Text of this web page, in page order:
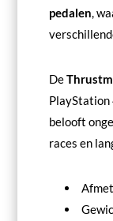
pedalen,
De
PlayStation
belooft
races en